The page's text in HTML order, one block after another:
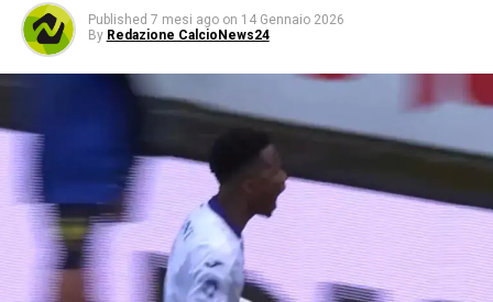
Published 7 mesi ago on 14 Gennaio 2026
By Redazione CalcioNews24